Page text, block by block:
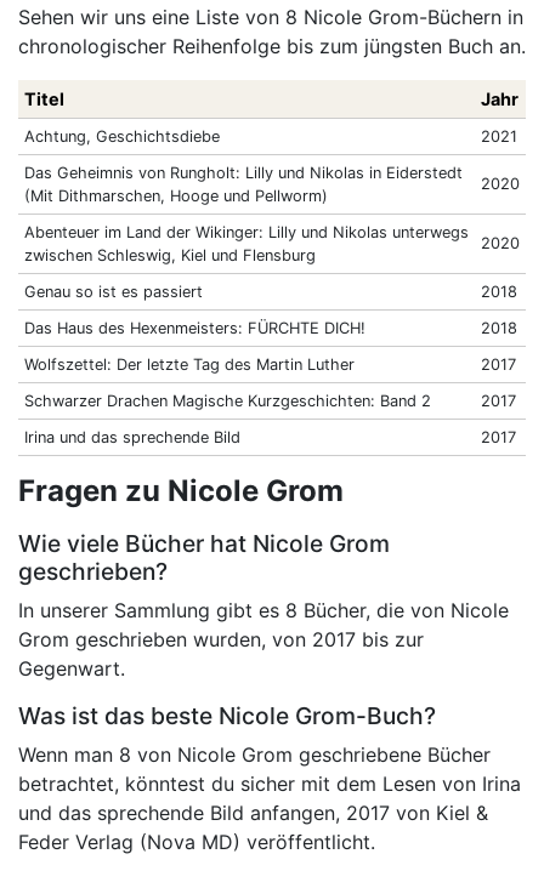
Sehen wir uns eine Liste von 8 Nicole Grom-Büchern in
chronologischer Reihenfolge bis zum jüngsten Buch an.
Titel Jahr
Achtung, Geschichtsdiebe
2021
Das Geheimnis von Rungholt: Lilly und Nikolas in Eiderstedt
(Mit Dithmarschen, Hooge und Pellworm)
2020
Abenteuer im Land der Wikinger: Lilly und Nikolas unterwegs
zwischen Schleswig, Kiel und Flensburg
2020
Genau so ist es passiert
2018
Das Haus des Hexenmeisters: FÜRCHTE DICH!
2018
Wolfszettel: Der letzte Tag des Martin Luther
2017
Schwarzer Drachen Magische Kurzgeschichten: Band 2
2017
Irina und das sprechende Bild
2017
Fragen zu Nicole Grom
Wie viele Bücher hat Nicole Grom
geschrieben?
In unserer Sammlung gibt es 8 Bücher, die von Nicole
Grom geschrieben wurden, von 2017 bis zur
Gegenwart.
Was ist das beste Nicole Grom-Buch?
Wenn man 8 von Nicole Grom geschriebene Bücher
betrachtet, könntest du sicher mit dem Lesen von Irina
und das sprechende Bild anfangen, 2017 von Kiel &
Feder Verlag (Nova MD) veröffentlicht.